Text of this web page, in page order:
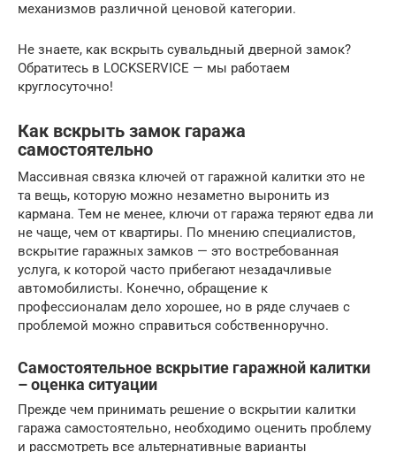
механизмов различной ценовой категории.
Не знаете, как вскрыть сувальдный дверной замок?
Обратитесь в LOCKSERVICE — мы работаем
круглосуточно!
Как вскрыть замок гаража
самостоятельно
Массивная связка ключей от гаражной калитки это не
та вещь, которую можно незаметно выронить из
кармана. Тем не менее, ключи от гаража теряют едва ли
не чаще, чем от квартиры. По мнению специалистов,
вскрытие гаражных замков — это востребованная
услуга, к которой часто прибегают незадачливые
автомобилисты. Конечно, обращение к
профессионалам дело хорошее, но в ряде случаев с
проблемой можно справиться собственноручно.
Самостоятельное вскрытие гаражной калитки
– оценка ситуации
Прежде чем принимать решение о вскрытии калитки
гаража самостоятельно, необходимо оценить проблему
и рассмотреть все альтернативные варианты